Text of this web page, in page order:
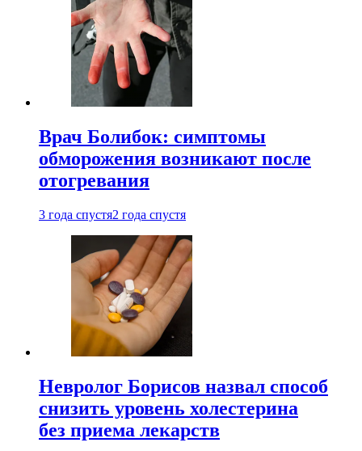
Врач Болибок: симптомы
обморожения возникают после
отогревания
3 года спустя2 года спустя
Невролог Борисов назвал способ
снизить уровень холестерина
без приема лекарств